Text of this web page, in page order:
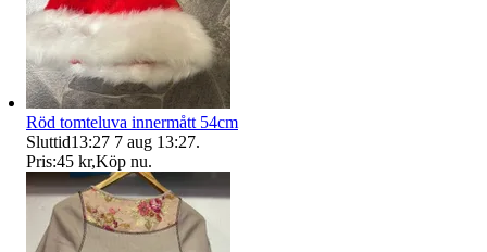
Röd tomteluva innermått 54cm
Sluttid13:27 7 aug 13:27.
Pris:45 kr,Köp nu.